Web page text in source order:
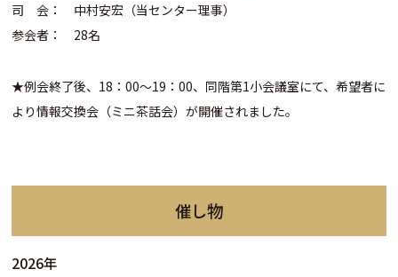
司 会： 中村安宏（当センター理事）
参会者： 28名
★例会終了後、18：00～19：00、同階第1小会議室にて、希望者に
より情報交換会（ミニ茶話会）が開催されました。
催し物
2026年